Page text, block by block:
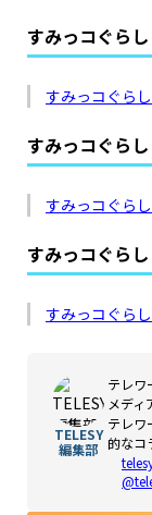
すみっコぐら
すみっコぐら
すみっコぐら
すみっコぐら
すみっコぐら
すみっコぐら
TELESY
編集部
テレワ
メディ
テレワ
的なコ